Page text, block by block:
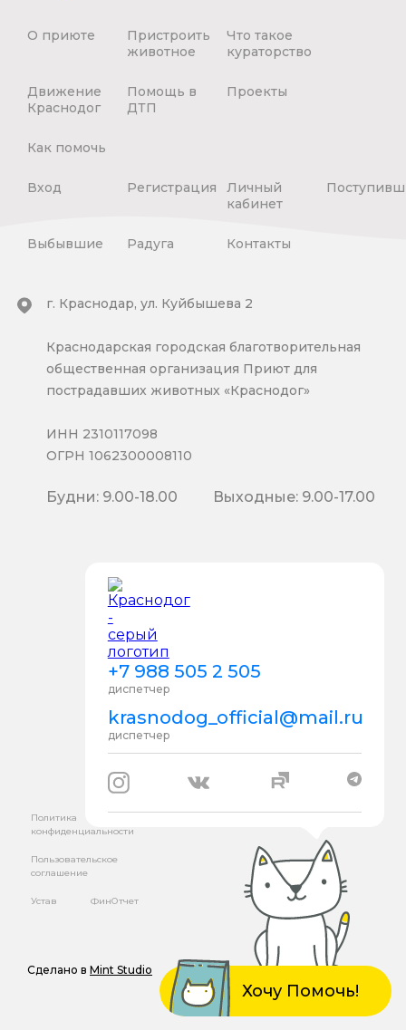
Хочу Помочь!
О приюте
Пристроить
животное
Что такое
кураторство
Движение
Краснодог
Помощь в
ДТП
Проекты
Как помочь
Вход Регистрация
Личный
кабинет
Выбывшие Радуга Контакты
+7 988 505 2 505
диспетчер
krasnodog_official@mail.ru
диспетчер
г. Краснодар, ул. Куйбышева 2
Краснодарская городская благотворительная
общественная организация Приют для
пострадавших животных «Краснодог»
ИНН 2310117098
ОГРН 1062300008110
Будни: 9.00-18.00 Выходные: 9.00-17.00
Политика
конфиденциальности
Пользовательское
соглашение
Устав ФинОтчет
Сделано в Mint Studio